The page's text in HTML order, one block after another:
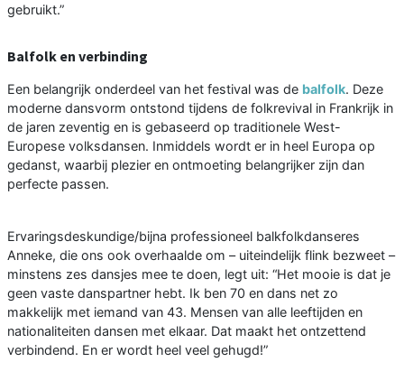
gebruikt.”
Balfolk en verbinding
Een belangrijk onderdeel van het festival was de balfolk. Deze
moderne dansvorm ontstond tijdens de folkrevival in Frankrijk in
de jaren zeventig en is gebaseerd op traditionele West-
Europese volksdansen. Inmiddels wordt er in heel Europa op
gedanst, waarbij plezier en ontmoeting belangrijker zijn dan
perfecte passen.
Ervaringsdeskundige/bijna professioneel balkfolkdanseres
Anneke, die ons ook overhaalde om – uiteindelijk flink bezweet –
minstens zes dansjes mee te doen, legt uit: “Het mooie is dat je
geen vaste danspartner hebt. Ik ben 70 en dans net zo
makkelijk met iemand van 43. Mensen van alle leeftijden en
nationaliteiten dansen met elkaar. Dat maakt het ontzettend
verbindend. En er wordt heel veel gehugd!”